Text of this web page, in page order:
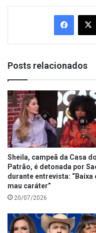
Posts relacionados
Sheila, campeã da Casa do
Patrão, é detonada por
durante entrevista: “Baixa
mau caráter”
20/07/2026